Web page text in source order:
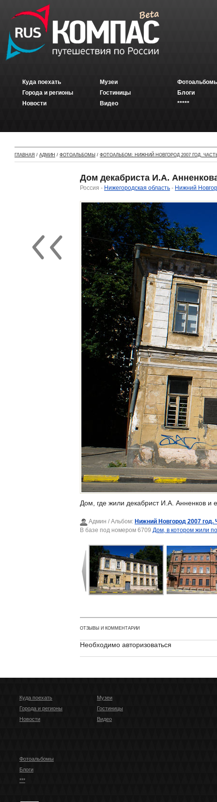
Куда поехать
Города и регионы
Новости
Музеи
Гостиницы
Видео
Блоги
*****
ГЛАВНАЯ / АДМИН / ФОТОАЛЬБОМЫ / ФОТОАЛЬБОМ: НИЖНИЙ НОВГОРОД 2007 ГОД.
Дом декабриста И.А.
Россия - Нижегородская область - Нижний
Дом, где жили декабрист И.А. Анненков и
Админ / Альбом: Нижний Новгород 2007 год.
В базе под номером 6709 Дом, в котором жили
ОТЗЫВЫ И КОММЕНТАРИИ
Необходимо авторизоваться
Куда поехать
Города и регионы
Новости
Музеи
Гостиницы
Видео
Фотоальбомы
Блоги
***